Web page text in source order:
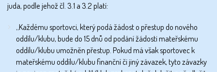
juda, podle jehož čl. 3.1 a 3.2 platí:
„Každému sportovci, který podá žádost o přestup do nového
oddílu/klubu, bude do 15 dnů od podání žádosti mateřskému
oddílu/klubu umožněn přestup. Pokud má však sportovec k
mateřskému oddílu/klubu finanční či jiný závazek, tyto závazky